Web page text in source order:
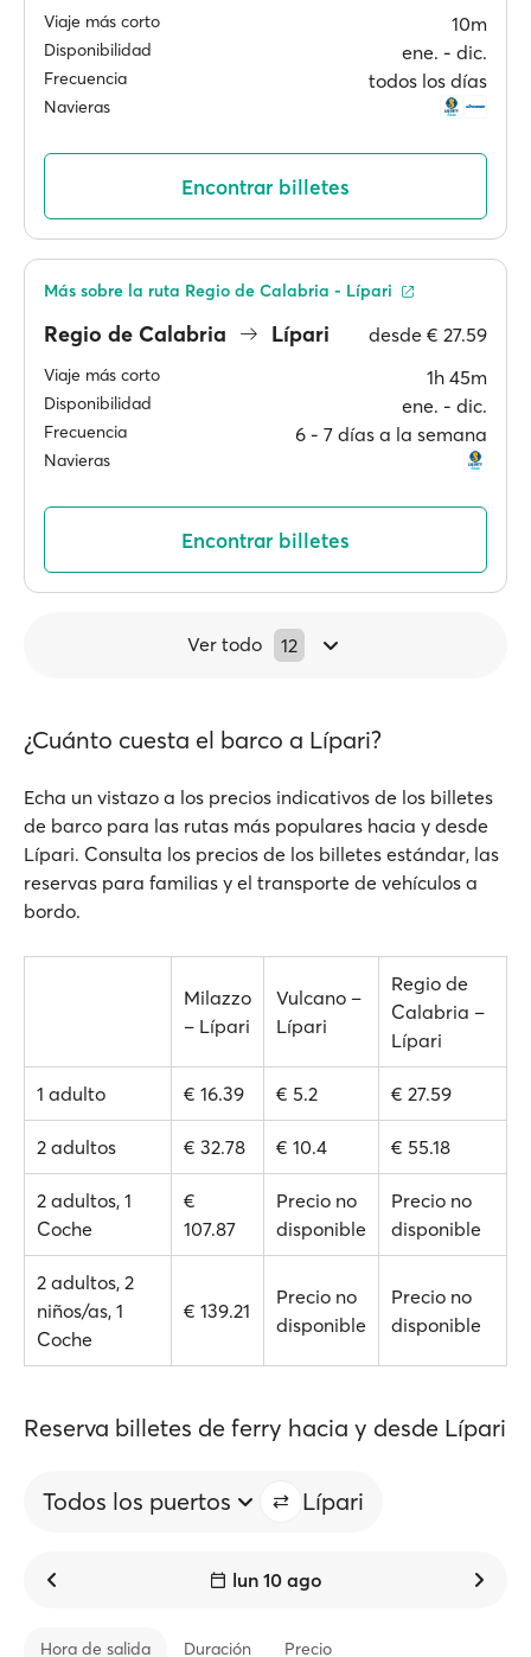
Viaje más corto 10m
Disponibilidad ene. ‐ dic.
Frecuencia todos los días
Navieras
Encontrar billetes
Regio de Calabria Lípari desde € 27.59
Viaje más corto 1h 45m
Disponibilidad ene. ‐ dic.
Frecuencia 6 ‐ 7 días a la semana
Navieras
Más sobre la ruta Regio de Calabria - Lípari
Encontrar billetes
Ver todo 12
¿Cuánto cuesta el barco a Lípari?
Echa un vistazo a los precios indicativos de los billetes
de barco para las rutas más populares hacia y desde
Lípari. Consulta los precios de los billetes estándar, las
reservas para familias y el transporte de vehículos a
bordo.
Milazzo
– Lípari
Vulcano –
Lípari
Regio de
Calabria –
Lípari
1 adulto € 16.39 € 5.2 € 27.59
2 adultos € 32.78 € 10.4 € 55.18
2 adultos, 1
Coche
€
107.87
Precio no
disponible
Precio no
disponible
2 adultos, 2
niños/as, 1
Coche
€ 139.21
Precio no
disponible
Precio no
disponible
Reserva billetes de ferry hacia y desde Lípari
Todos los puertos Lípari
lun 10 ago
Hora de salida Duración Precio